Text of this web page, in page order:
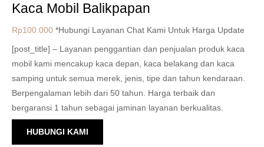
Kaca Mobil Balikpapan
Rp100.000 *Hubungi Layanan Chat Kami Untuk Harga Update
[post_title] – Layanan penggantian dan penjualan produk kaca
mobil kami mencakup kaca depan, kaca belakang dan kaca
samping untuk semua merek, jenis, tipe dan tahun kendaraan.
Berpengalaman lebih dari 50 tahun. Harga terbaik dan
bergaransi 1 tahun sebagai jaminan layanan berkualitas.
HUBUNGI KAMI